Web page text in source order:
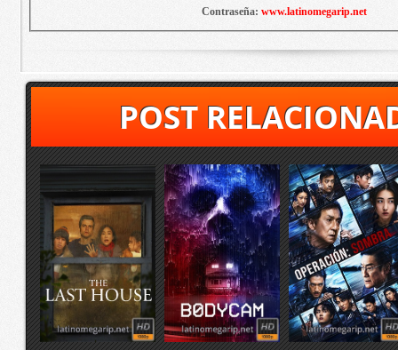
Contraseña: www.latinomegarip.net
POST